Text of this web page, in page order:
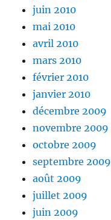
juin 2010
mai 2010
avril 2010
mars 2010
février 2010
janvier 2010
décembre 2009
novembre 2009
octobre 2009
septembre 2009
août 2009
juillet 2009
juin 2009